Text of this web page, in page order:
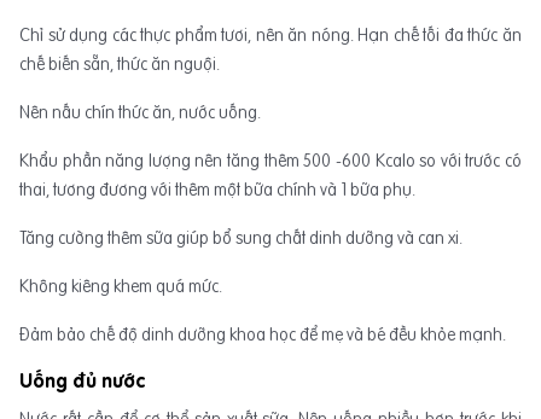
Chỉ sử dụng các thực phẩm tươi, nên ăn nóng. Hạn chế tối đa thức ăn
chế biến sẵn, thức ăn nguội.
Nên nấu chín thức ăn, nước uống.
Khẩu phần năng lượng nên tăng thêm 500 -600 Kcalo so với trước có
thai, tương đương với thêm một bữa chính và 1 bữa phụ.
Tăng cường thêm sữa giúp bổ sung chất dinh dưỡng và can xi.
Không kiêng khem quá mức.
Đảm bảo chế độ dinh dưỡng khoa học để mẹ và bé đều khỏe mạnh.
Uống đủ nước